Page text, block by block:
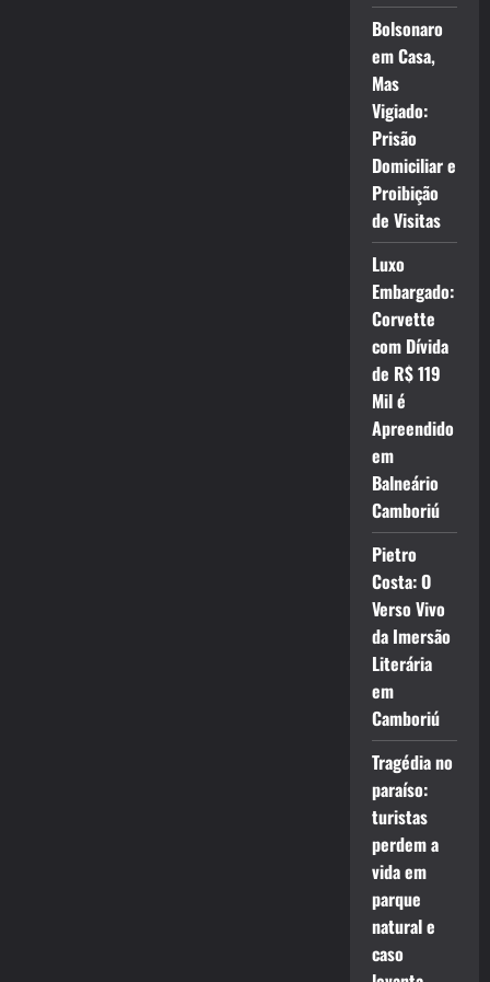
Bolsonaro
em Casa,
Mas
Vigiado:
Prisão
Domiciliar e
Proibição
de Visitas
Luxo
Embargado:
Corvette
com Dívida
de R$ 119
Mil é
Apreendido
em
Balneário
Camboriú
Pietro
Costa: O
Verso Vivo
da Imersão
Literária
em
Camboriú
Tragédia no
paraíso:
turistas
perdem a
vida em
parque
natural e
caso